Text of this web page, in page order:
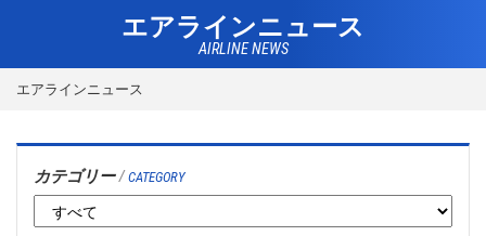
エアラインニュース
AIRLINE NEWS
エアラインニュース
カテゴリー/ CATEGORY